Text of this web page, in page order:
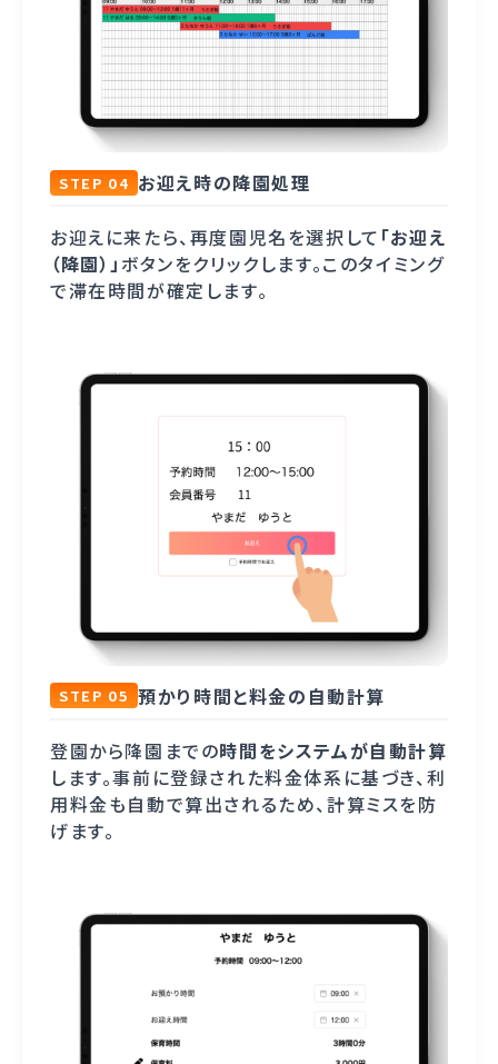
STEP 04 お迎え時の降園処理
お迎えに来たら、再度園児名を選択して 「お迎え
（降園）」 ボタンをクリックします。このタイミング
で滞在時間が確定します。
STEP 05 預かり時間と料金の自動計算
登園から降園までの時間をシステムが自動計算
します。事前に登録された料金体系に基づき、利
用料金も自動で算出されるため、計算ミスを防
げます。